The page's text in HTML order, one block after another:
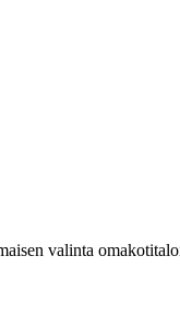
valinta